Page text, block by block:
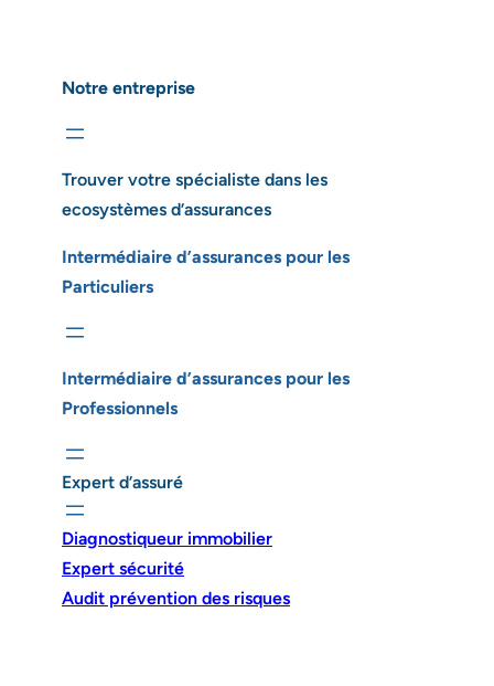
Notre entreprise
Trouver votre spécialiste dans les
ecosystèmes d’assurances
Intermédiaire d’assurances pour les
Particuliers
Intermédiaire d’assurances pour les
Professionnels
Expert d’assuré
Diagnostiqueur immobilier
Expert sécurité
Audit prévention des risques